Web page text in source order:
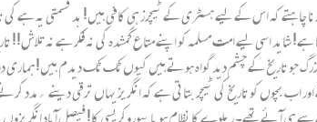
چاہتے کہ اس کے لیے ہسٹری کے ٹیچرز ہی کافی ہیں! بد قسمتی یہ ہے
ہے! شاید اسی لیے امت مسلمہ کو اپنے متاع گمشدہ کی نہ فکر ہے نہ
جو تاریخ کے چشم دید گواہ ہوتے ہیں کیوں ٹک ٹک دیدم ہیں!ہماری
بچوں کو تاریخ کی ٹیچر بتاتی ہے کہ انگریز یہاں ترقی دینے ؍ مدد